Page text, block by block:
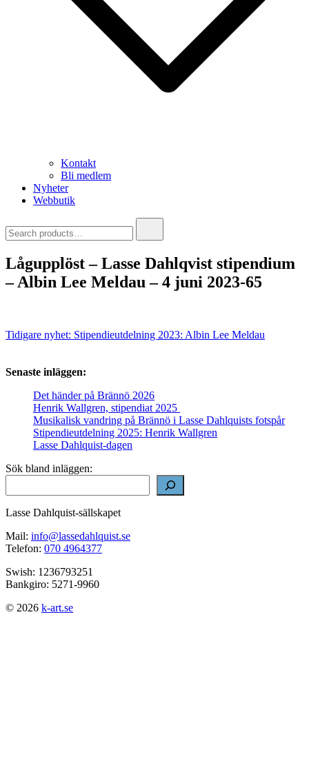
Kontakt
Bli medlem
Nyheter
Webbutik
for:
Lågupplöst – Lasse Dahlqvist stipendium
– Albin Lee Meldau – 4 juni 2023-65
Inläggsnavigering
Tidigare nyhet: Stipendieutdelning 2023: Albin Lee Meldau
Senaste inläggen:
Det händer på Brännö 2026
Henrik Wallgren, stipendiat 2025
Musikalisk vandring på Brännö i Lasse Dahlquists fotspår
Stipendieutdelning 2025: Henrik Wallgren
Lasse Dahlquist-dagen
Sök bland inläggen:
Lasse Dahlquist-sällskapet
Mail: info@lassedahlquist.se
Telefon: 070 4964377
Swish: 1236793251
Bankgiro: 5271-9960
© 2026 k-art.se